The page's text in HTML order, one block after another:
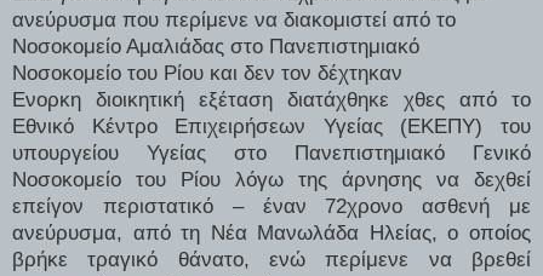
ανεύρυσμα που περίμενε να διακομιστεί από το
Νοσοκομείο Αμαλιάδας στο Πανεπιστημιακό
Νοσοκομείο του Ρίου και δεν τον δέχτηκαν
Ενορκη διοικητική εξέταση διατάχθηκε χθες από το
Εθνικό Κέντρο Επιχειρήσεων Υγείας (ΕΚΕΠΥ) του
υπουργείου Υγείας στο Πανεπιστημιακό Γενικό
Νοσοκομείο του Ρίου λόγω της άρνησης να δεχθεί
επείγον περιστατικό – έναν 72χρονο ασθενή με
ανεύρυσμα, από τη Νέα Μανωλάδα Ηλείας, ο οποίος
βρήκε τραγικό θάνατο, ενώ περίμενε να βρεθεί